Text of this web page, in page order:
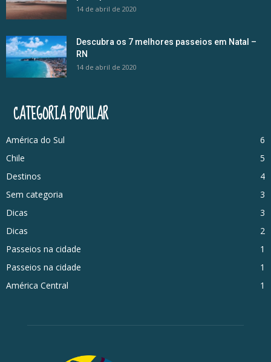
14 de abril de 2020
Descubra os 7 melhores passeios em Natal –
RN
14 de abril de 2020
CATEGORIA POPULAR
América do Sul
6
Chile
5
Destinos
4
Sem categoria
3
Dicas
3
Dicas
2
Passeios na cidade
1
Passeios na cidade
1
América Central
1